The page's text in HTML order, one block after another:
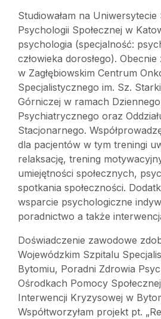
Studiowałam na Uniwersytecie
Psychologii Społecznej w
psychologia (specjalność:
człowieka dorosłego).
w Zagłębiowskim Centrum
Specjalistycznego im. Sz.
Górniczej w ramach Dziennego
Psychiatrycznego oraz
Stacjonarnego.
dla pacjentów w tym treningi
relaksację, trening
umiejętności społecznych,
spotkania społeczności.
wsparcie psychologiczne
poradnictwo a także
Doświadczenie zawodowe
Wojewódzkim Szpitalu
Bytomiu, Poradni Zdrowia
Ośrodkach Pomocy
Interwencji Kryzysowej w
Współtworzyłam projekt pt.